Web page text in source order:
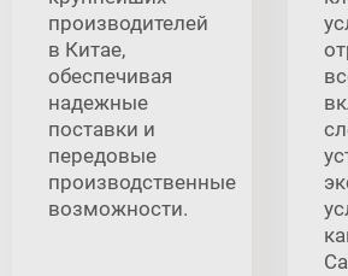
производителей
в Китае,
обеспечивая
надежные
поставки и
передовые
производственные
возможности.